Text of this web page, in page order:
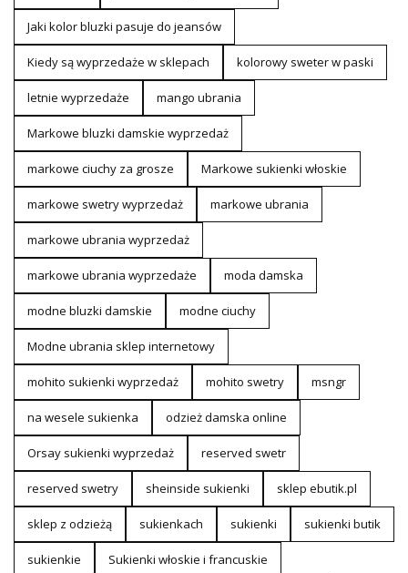
Jaki kolor bluzki pasuje do jeansów
Kiedy są wyprzedaże w sklepach kolorowy sweter w paski
letnie wyprzedaże mango ubrania
Markowe bluzki damskie wyprzedaż
markowe ciuchy za grosze Markowe sukienki włoskie
markowe swetry wyprzedaż markowe ubrania
markowe ubrania wyprzedaż
markowe ubrania wyprzedaże moda damska
modne bluzki damskie modne ciuchy
Modne ubrania sklep internetowy
mohito sukienki wyprzedaż mohito swetry msngr
na wesele sukienka odzież damska online
Orsay sukienki wyprzedaż reserved swetr
reserved swetry sheinside sukienki sklep ebutik.pl
sklep z odzieżą sukienkach sukienki sukienki butik
sukienkie Sukienki włoskie i francuskie